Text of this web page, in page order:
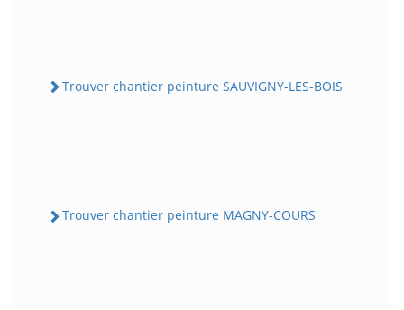
Trouver chantier peinture SAUVIGNY-LES-BOIS
Trouver chantier peinture MAGNY-COURS